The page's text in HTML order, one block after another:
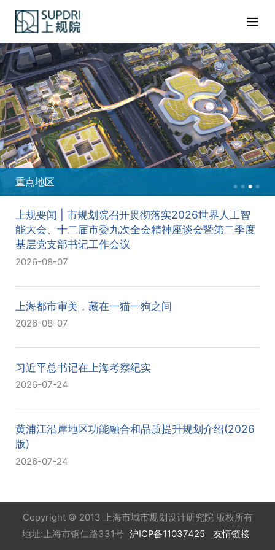
重点地区
上规要闻 | 市规划院召开贯彻落实2026世界人工智
能大会、十二届市委九次全会精神座谈会暨第二季度
基层党支部书记工作会议
2026-08-07
上海都市审美，藏在一猫一狗之间
2026-08-07
习近平总书记在上海考察纪实
2026-07-24
黄浦江沿岸地区功能融合和品质提升规划介绍(2026
版)
2026-07-24
Copyright © 2013 上海市城市规划设计研究院 版权所有
地址:上海市铜仁路331号 沪ICP备11037425 友情链接